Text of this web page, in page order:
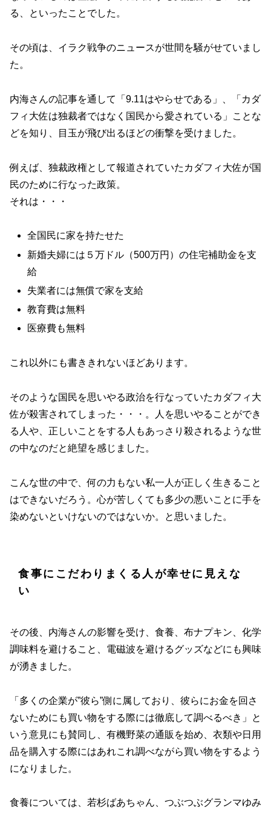
る、といったことでした。
その頃は、イラク戦争のニュースが世間を騒がせていまし
た。
内海さんの記事を通して「9.11はやらせである」、「カダ
フィ大佐は独裁者ではなく国民から愛されている」ことな
どを知り、目玉が飛び出るほどの衝撃を受けました。
例えば、独裁政権として報道されていたカダフィ大佐が国
民のために行なった政策。
それは・・・
全国民に家を持たせた
新婚夫婦には５万ドル（500万円）の住宅補助金を支
給
失業者には無償で家を支給
教育費は無料
医療費も無料
これ以外にも書ききれないほどあります。
そのような国民を思いやる政治を行なっていたカダフィ大
佐が殺害されてしまった・・・。人を思いやることができ
る人や、正しいことをする人もあっさり殺されるような世
の中なのだと絶望を感じました。
こんな世の中で、何の力もない私一人が正しく生きること
はできないだろう。心が苦しくても多少の悪いことに手を
染めないといけないのではないか。と思いました。
食事にこだわりまくる人が幸せに見えな
い
その後、内海さんの影響を受け、食養、布ナプキン、化学
調味料を避けること、電磁波を避けるグッズなどにも興味
が湧きました。
「多くの企業が”彼ら”側に属しており、彼らにお金を回さ
ないためにも買い物をする際には徹底して調べるべき」と
いう意見にも賛同し、有機野菜の通販を始め、衣類や日用
品を購入する際にはあれこれ調べながら買い物をするよう
になりました。
食養については、若杉ばあちゃん、つぶつぶグランマゆみ